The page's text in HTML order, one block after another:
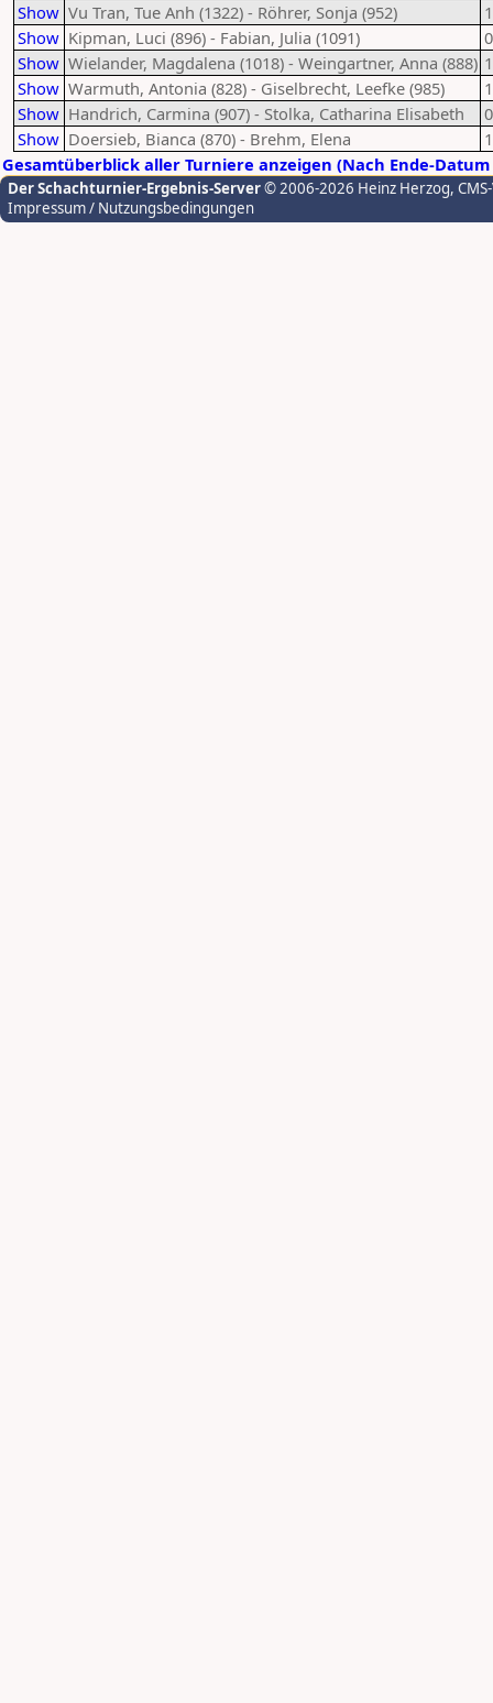
Show Vu Tran, Tue Anh (1322) - Röhrer, Sonja (952)
Show Kipman, Luci (896) - Fabian, Julia (1091)
Show Wielander, Magdalena (1018) - Weingartner, Anna (888)
Show Warmuth, Antonia (828) - Giselbrecht, Leefke (985)
Show Handrich, Carmina (907) - Stolka, Catharina Elisabeth
Show Doersieb, Bianca (870) - Brehm, Elena
Gesamtüberblick aller Turniere anzeigen (Nach Ende-
Der Schachturnier-Ergebnis-Server© 2006-2026 Heinz Herzog,
Impressum / Nutzungsbedingungen